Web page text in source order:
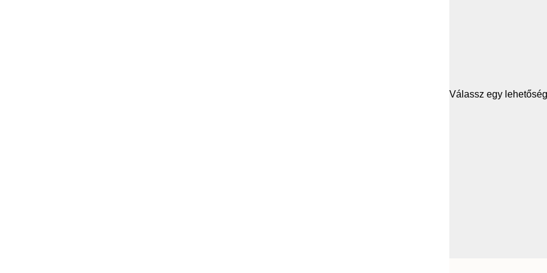
Válassz egy